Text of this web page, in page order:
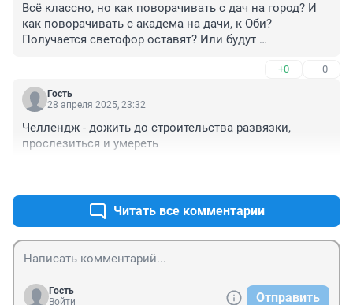
Всё классно, но как поворачивать с дач на город? И
как поворачивать с академа на дачи, к Оби?
Получается светофор оставят? Или будут
+0 –0
Гость
28 апреля 2025, 23:32
Челлендж - дожить до строительства развязки,
прослезиться и умереть
Читать все комментарии
Гость
Войти
Отправить